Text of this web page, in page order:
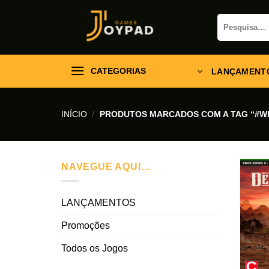
Pesquisar
por:
CATEGORIAS
INÍCIO / PRODUTOS MARCADOS COM A TAG
NAVEGUE AQUI…
LANÇAMENTOS
Promoções
Todos os Jogos